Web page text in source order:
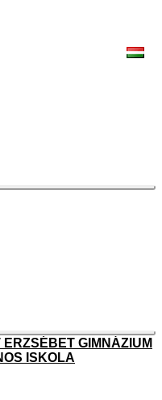
GIMNÁZIUM
ISKOLA